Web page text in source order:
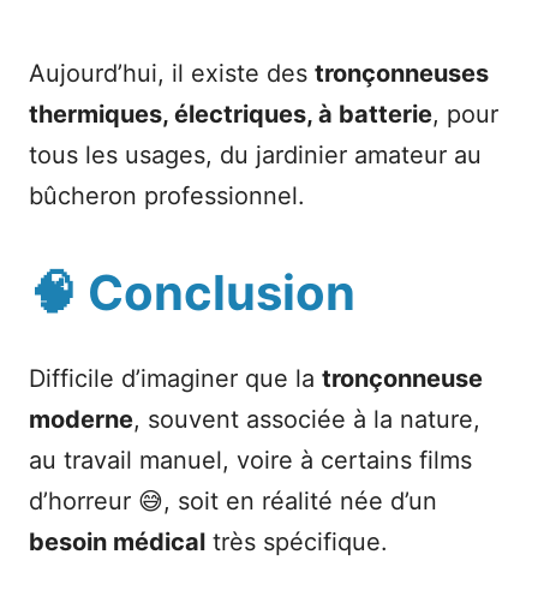
Aujourd’hui, il existe des tronçonneuses
thermiques, électriques, à batterie, pour
tous les usages, du jardinier amateur au
bûcheron professionnel.
🧠 Conclusion
Difficile d’imaginer que la tronçonneuse
moderne, souvent associée à la nature,
au travail manuel, voire à certains films
d’horreur 😅, soit en réalité née d’un
besoin médical très spécifique.